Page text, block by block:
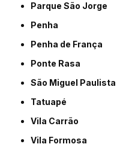
Parque São Jorge
Penha
Penha de França
Ponte Rasa
São Miguel Paulista
Tatuapé
Vila Carrão
Vila Formosa